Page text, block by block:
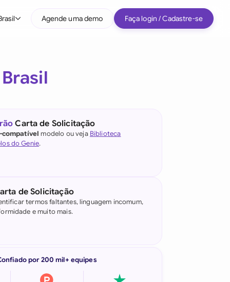
Médio porte
Todos os tipos de empresa
Agende uma demo Faça login / Cadastre-se
Brasil
Carta de Solicitação
compatível modelo ou veja Biblioteca
do Genie.
de Solicitação
termos faltantes, linguagem incomum,
e muito mais.
por 200 mil+ equipes